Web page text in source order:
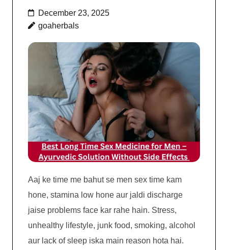
December 23, 2025
goaherbals
Aaj ke time me bahut se men sex time kam
hone, stamina low hone aur jaldi discharge
jaise problems face kar rahe hain. Stress,
unhealthy lifestyle, junk food, smoking, alcohol
aur lack of sleep iska main reason hota hai.